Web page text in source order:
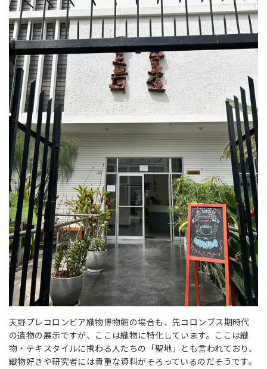
天野プレコロンビア織物博物館の場合も、先コロンブス期時代
の遺物の展示ですが、ここは織物に特化しています。ここは織
物・テキスタイルに携わる人たちの「聖地」とも言われており、
織物好きや研究者には貴重な資料がそろっているのだそうです。